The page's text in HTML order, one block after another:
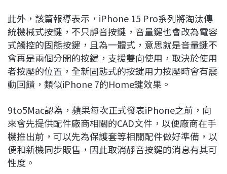
此外，該篇報導表示，iPhone 15 Pro系列將淘汰傳
統機械式按鍵，不只靜音按鍵，音量鍵也會改為電容
式觸控的固態按鍵，且為一體式，意思就是音量鍵不
會再是兩個分開的按鍵，支援雙向使用，取決於使用
者按壓的位置，全新固態式的按鍵用力按壓時會有震
動回饋，類似iPhone 7的Home鍵效果。
9to5Mac認為，蘋果每次正式發表iPhone之前，向
來會先提供配件廠商相關的CAD文件，以便廠商在手
機推出前，可以先為保護套等相關配件做好準備，以
便和新機同步販售，因此取消靜音按鍵的消息有其可
性度。